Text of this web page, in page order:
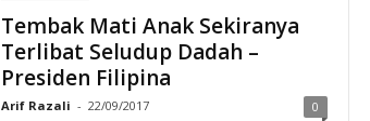
Tembak Mati Anak Sekiranya
Terlibat Seludup Dadah –
Presiden Filipina
Arif Razali - 22/09/2017 0